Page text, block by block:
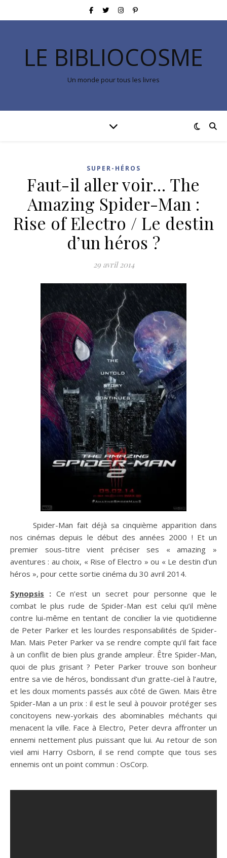
LE BIBLIOCOSME
Un monde pour tous les livres
SUPER-HÉROS
Faut-il aller voir… The
Amazing Spider-Man :
Rise of Electro / Le destin
d’un héros ?
29 avril 2014
Spider-Man fait déjà sa cinquième apparition dans
nos cinémas depuis le début des années 2000 ! Et un
premier sous-titre vient préciser ses « amazing »
aventures : au choix, « Rise of Electro » ou « Le destin d’un
héros », pour cette sortie cinéma du 30 avril 2014.
Synopsis : Ce n’est un secret pour personne que le
combat le plus rude de Spider-Man est celui qu’il mène
contre lui-même en tentant de concilier la vie quotidienne
de Peter Parker et les lourdes responsabilités de Spider-
Man. Mais Peter Parker va se rendre compte qu’il fait face
à un conflit de bien plus grande ampleur. Être Spider-Man,
quoi de plus grisant ? Peter Parker trouve son bonheur
entre sa vie de héros, bondissant d’un gratte-ciel à l’autre,
et les doux moments passés aux côté de Gwen. Mais être
Spider-Man a un prix : il est le seul à pouvoir protéger ses
concitoyens new-yorkais des abominables méchants qui
menacent la ville. Face à Electro, Peter devra affronter un
ennemi nettement plus puissant que lui. Au retour de son
vieil ami Harry Osborn, il se rend compte que tous ses
ennemis ont un point commun : OsCorp.